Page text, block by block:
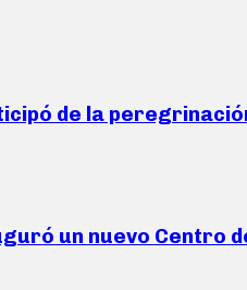
de la
un nuevo Centro